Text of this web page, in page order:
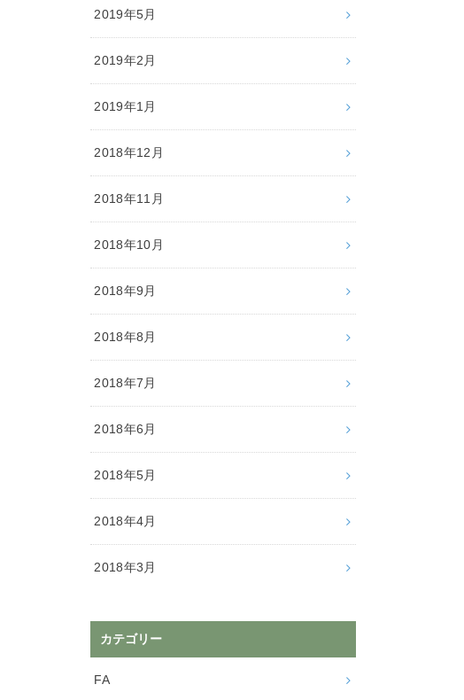
2019年5月
2019年2月
2019年1月
2018年12月
2018年11月
2018年10月
2018年9月
2018年8月
2018年7月
2018年6月
2018年5月
2018年4月
2018年3月
カテゴリー
FA